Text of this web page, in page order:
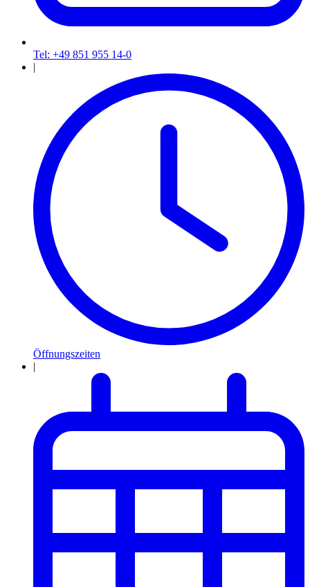
Tel: +49 851 955 14-0
|
Öffnungszeiten
|